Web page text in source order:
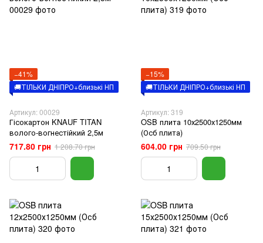
−41%
🚚ТІЛЬКИ ДНІПРО+близькі НП
Артикул: 00029
Гісокартон KNAUF TITAN
волого-вогнестійкий 2,5м
717.80 грн 1 208.70 грн
−15%
🚚ТІЛЬКИ ДНІПРО+близькі НП
Артикул: 319
OSB плита 10х2500х1250мм
(Осб плита)
604.00 грн 709.50 грн